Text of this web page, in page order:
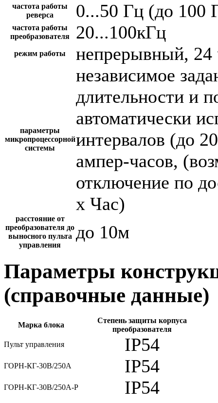
частота работы
реверса
0...50 Гц (до 100
частота работы
преобразователя
20...100кГц
режим работы непрерывный, 24
параметры
микропроцессорной
системы
независимое
длительности и
автоматически
интервалов (до
ампер-часов,
отключение по
х Час)
расстояние от
преобразователя до
выносного пульта
управления
до 10м
Параметры
(справочные данные)
Марка блока
Степень защиты корпуса
преобразователя
Пульт управления
IP54
ГОРН-КГ-30В/250А IP54
ГОРН-КГ-30В/250А-Р IP54